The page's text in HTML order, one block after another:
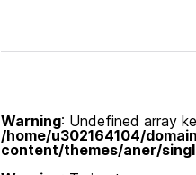
Warning: Undefined array
/home/u302164104/
content/themes/aner/